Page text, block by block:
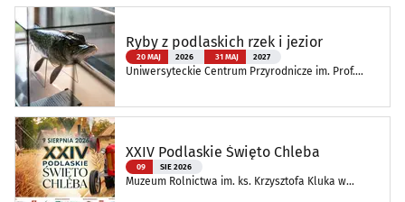
Ryby z podlaskich rzek i jezior
20 MAJ 2026 31 MAJ 2027
Uniwersyteckie Centrum Przyrodnicze im. Prof.
XXIV Podlaskie Święto Chleba
09 SIE 2026
Muzeum Rolnictwa im. ks. Krzysztofa Kluka w